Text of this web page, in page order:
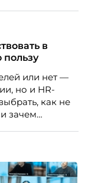
талантливых
ещё до
в
пользу
или нет —
но и HR-
как не
зачем